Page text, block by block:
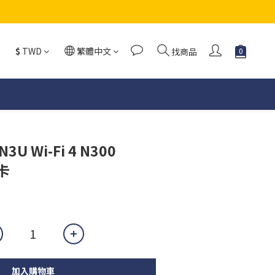
$ TWD 繁體中文 找商品
Wi-Fi 4 N300
加入購物車